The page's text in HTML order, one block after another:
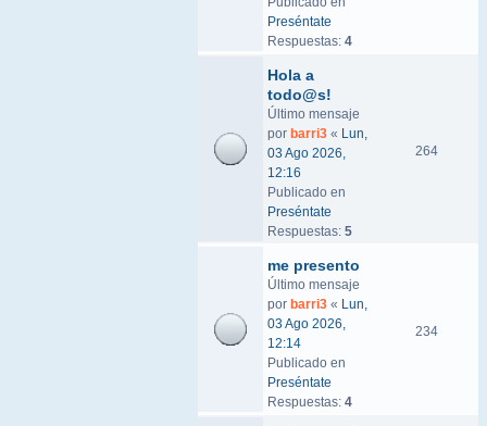
Preséntate
Respuestas: 4
Hola a
todo@s!
Último mensaje
por barri3 « Lun,
03 Ago 2026,
12:16
Publicado en
Preséntate
Respuestas: 5
264
me presento
Último mensaje
por barri3 « Lun,
03 Ago 2026,
12:14
Publicado en
Preséntate
Respuestas: 4
234